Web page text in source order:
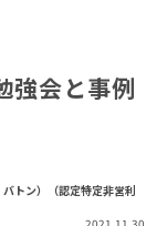
強会と事例
トン）（認定特定非営利